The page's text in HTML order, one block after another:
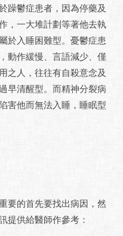
鬱症患者，因為停藥及
，一大堆計劃等著他去執
於入睡困難型。憂鬱症患
動作緩慢、言語減少、僅
之人，往往有自殺意念及
早清醒型。而精神分裂病
害他而無法入睡，睡眠型
的首先要找出病因，然
提供給醫師作參考：